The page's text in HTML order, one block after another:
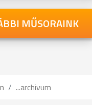
MŰSORAINK
...archivum